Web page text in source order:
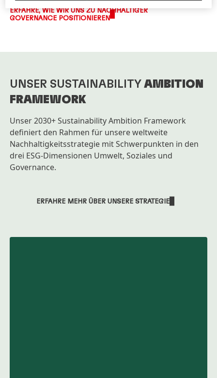
ERFAHRE, WIE WIR UNS ZU NACHHALTIGER
GOVERNANCE POSITIONIEREN
UNSER SUSTAINABILITY AMBITION
FRAMEWORK
Unser 2030+ Sustainability Ambition Framework
definiert den Rahmen für unsere weltweite
Nachhaltigkeitsstrategie mit Schwerpunkten in den
drei ESG-Dimensionen Umwelt, Soziales und
Governance.
ERFAHRE MEHR ÜBER UNSERE STRATEGIE